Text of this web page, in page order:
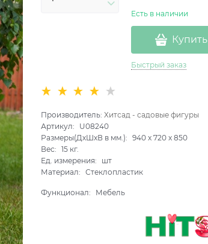
Есть в наличии
Купить
Быстрый заказ
Производитель:Хитсад - садовые фигуры
Артикул:
U08240
Размеры(ДхШхВ в мм.):
940 x720 x850
Вес:
15 кг.
Ед. измерения:
шт
Материал:
Стеклопластик
Функционал: Мебель